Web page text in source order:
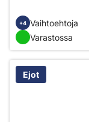
+4 Vaihtoehtoja
Varastossa
Ejot